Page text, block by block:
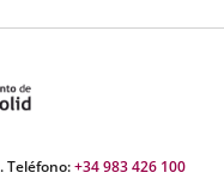
Teléfono:+34 983 426 100